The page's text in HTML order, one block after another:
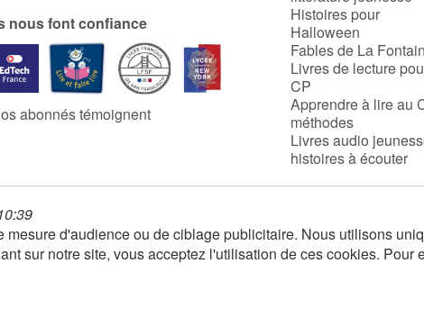
nous font confiance
abonnés témoignent
Histoires pour
Halloween
Fables de La
Livres de lecture
CP
Apprendre à lire au
méthodes
Livres audio
histoires à écouter
d'audience ou de ciblage publicitaire. Nous utilisons
sur notre site, vous acceptez l'utilisation de ces cookies. Pour